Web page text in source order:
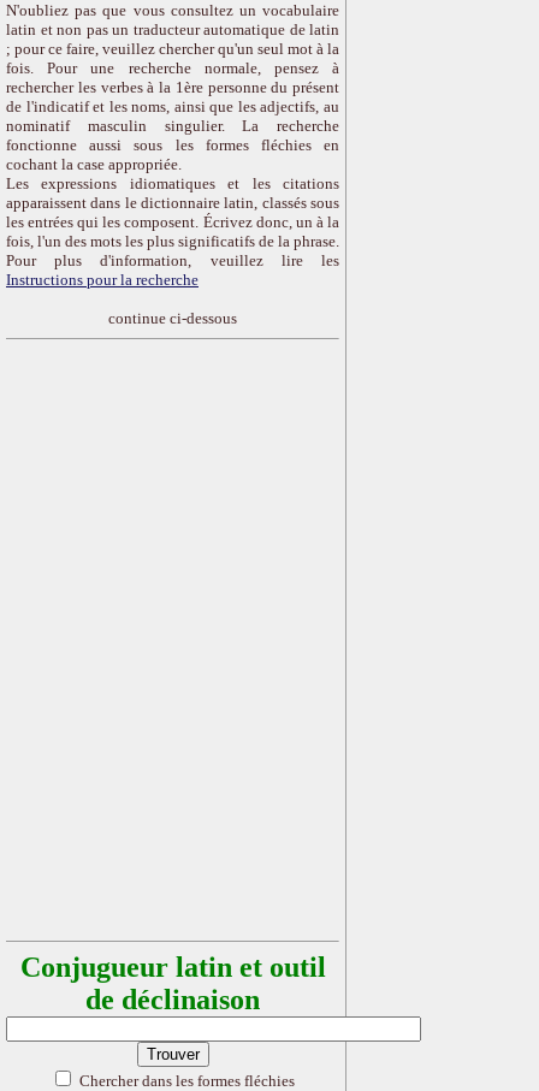
N'oubliez pas que vous consultez un vocabulaire
latin et non pas un traducteur automatique de latin
; pour ce faire, veuillez chercher qu'un seul mot à la
fois. Pour une recherche normale, pensez à
rechercher les verbes à la 1ère personne du présent
de l'indicatif et les noms, ainsi que les adjectifs, au
nominatif masculin singulier. La recherche
fonctionne aussi sous les formes fléchies en
cochant la case appropriée.
Les expressions idiomatiques et les citations
apparaissent dans le dictionnaire latin, classés sous
les entrées qui les composent. Écrivez donc, un à la
fois, l'un des mots les plus significatifs de la phrase.
Pour plus d'information, veuillez lire les
Instructions pour la recherche
continue ci-dessous
Conjugueur latin et outil
de déclinaison
Chercher dans les formes fléchies